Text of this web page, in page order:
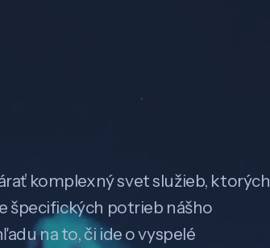
komplexný svet služieb, ktorých
špecifických potrieb nášho
na to, či ide o vyspelé